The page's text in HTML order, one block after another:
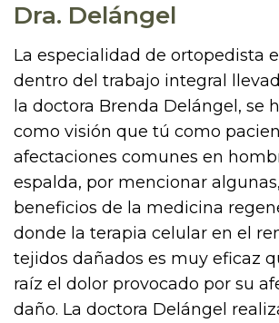
Dra. Delángel
La especialidad de ortopedista
dentro del trabajo integral
la doctora Brenda Delángel, se
como visión que tú como
afectaciones comunes en
espalda, por mencionar
beneficios de la medicina
donde la terapia celular en el
tejidos dañados es muy eficaz
raíz el dolor provocado por su
daño. La doctora Delángel